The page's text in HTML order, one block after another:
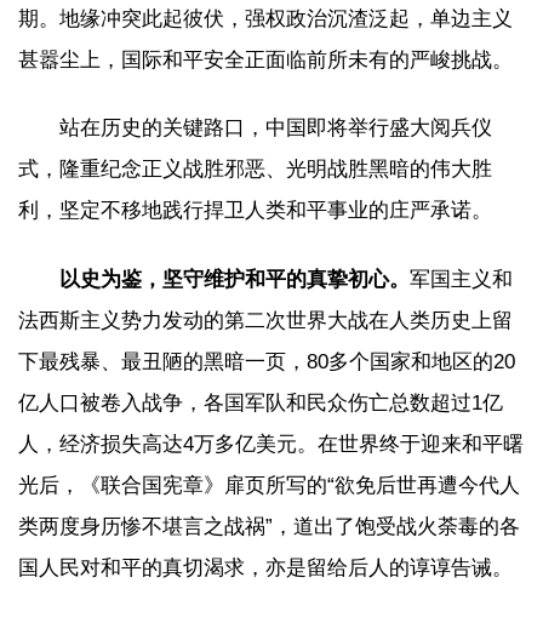
期。地缘冲突此起彼伏，强权政治沉渣泛起，单边主义
甚嚣尘上，国际和平安全正面临前所未有的严峻挑战。
站在历史的关键路口，中国即将举行盛大阅兵仪
式，隆重纪念正义战胜邪恶、光明战胜黑暗的伟大胜
利，坚定不移地践行捍卫人类和平事业的庄严承诺。
以史为鉴，坚守维护和平的真挚初心。 军国主义和
法西斯主义势力发动的第二次世界大战在人类历史上留
下最残暴、最丑陋的黑暗一页，80多个国家和地区的20
亿人口被卷入战争，各国军队和民众伤亡总数超过1亿
人，经济损失高达4万多亿美元。在世界终于迎来和平曙
光后，《联合国宪章》扉页所写的“欲免后世再遭今代人
类两度身历惨不堪言之战祸”，道出了饱受战火荼毒的各
国人民对和平的真切渴求，亦是留给后人的谆谆告诫。